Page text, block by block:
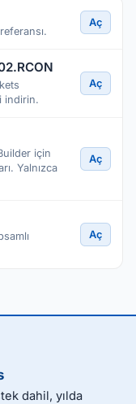
Aç
indirin.
Aç
için
Yalnızca
Aç
Aç
dahil, yılda